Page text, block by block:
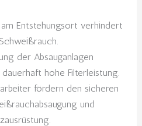
am Entstehungsort verhindert
der Absauganlagen
hohe Filterleistung.
fördern den sicheren
und